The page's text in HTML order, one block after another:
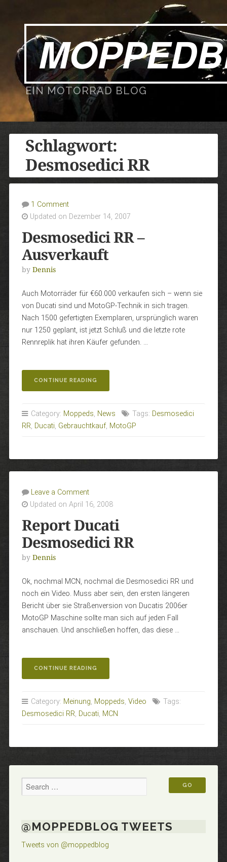
EIN MOTORRAD BLOG
Schlagwort:
Desmosedici RR
1 Comment
Updated on Dezember 14, 2007
Desmosedici RR –
Ausverkauft
by Dennis
Auch Motorräder für €60.000 verkaufen sich – wenn sie
von Ducati sind und MotoGP-Technik in sich tragen.
Nach 1500 gefertigten Exemplaren, ursprünglich waren
nur 1250 geplant, ist jetzt Schluß und die letzte rote
Rennreplik hat ihren Käufer gefunden. …
CONTINUE READING
Category: Moppeds, News Tags: Desmosedici
RR, Ducati, Gebrauchtkauf, MotoGP
Leave a Comment
Updated on April 16, 2008
Report Ducati
Desmosedici RR
by Dennis
Ok, nochmal MCN, nochmal die Desmosedici RR und
noch ein Video. Muss aber sein, den ersten längeren
Bericht über sie Straßenversion von Ducatis 2006er
MotoGP Maschine sollte man sich auf jeden Fall
anschauen. Und anschließen hoffen, das diese …
CONTINUE READING
DUCATI
Category: Meinung, Moppeds, Video
Tags:
Desmosedici RR, Ducati, MCN
@MOPPEDBLOG TWEETS
Tweets von @moppedblog